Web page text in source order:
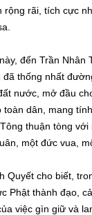
rộng rãi, tích cực
đến Trần Nhân
thống nhất
nước, mở đầu
dân, mang
thuận tòng
một đức vua,
Quyết cho biết,
Phật thành đạo,
việc gìn giữ và